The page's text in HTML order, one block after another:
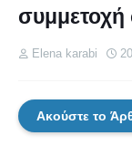
συμμετοχή
Elena karabi
Ακούστε το